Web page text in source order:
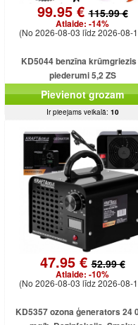
99.95 €115.99 €
Atlaide: -14%
(No 2026-08-03 līdz 2026-08-
KD5044 benzīna krūmgriezis
piederumi 5,2 ZS
Pievienot grozam
Ir pieejams veikalā: 10
47.95 €52.99 €
Atlaide: -10%
(No 2026-08-03 līdz 2026-08-
KD5357 ozona ģenerators 24